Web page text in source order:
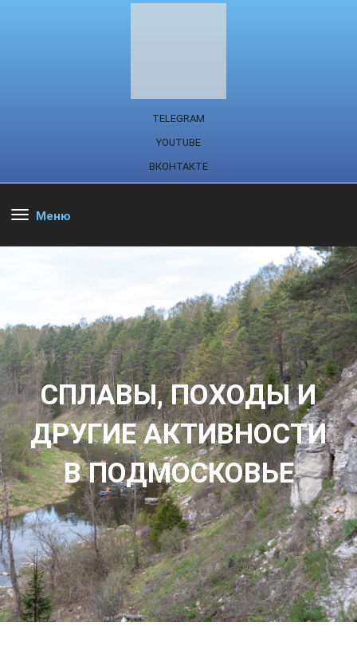
TELEGRAM
YOUTUBE
ВКОНТАКТЕ
Меню
СПЛАВЫ, ПОХОДЫ И
ДРУГИЕ АКТИВНОСТИ
В ПОДМОСКОВЬЕ